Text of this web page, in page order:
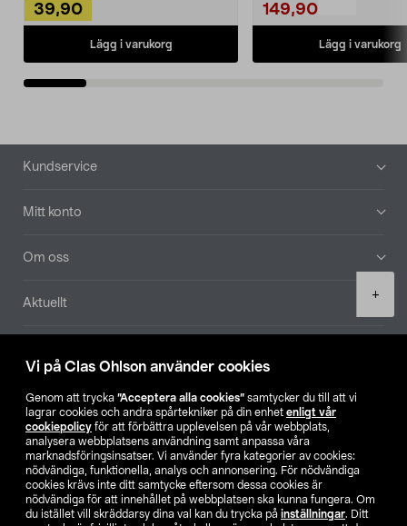
Vi på Clas Ohlson använder cookies
Genom att trycka ”Acceptera alla cookies” samtycker du till att vi
lagrar cookies och andra spårtekniker på din enhet enligt vår
cookiepolicy för att förbättra upplevelsen på vår webbplats,
analysera webbplatsens användning samt anpassa våra
marknadsföringsinsatser. Vi använder fyra kategorier av cookies:
nödvändiga, funktionella, analys och annonsering. För nödvändiga
cookies krävs inte ditt samtycke eftersom dessa cookies är
nödvändiga för att innehållet på webbplatsen ska kunna fungera. Om
du istället vill skräddarsy dina val kan du trycka på inställningar. Ditt
+
39,90
Lägg i varukorg
149,90
Lägg i varukorg
Sidfot
Kundservice
Mitt konto
Om oss
Aktuellt
Hitta butik
SE NO FI